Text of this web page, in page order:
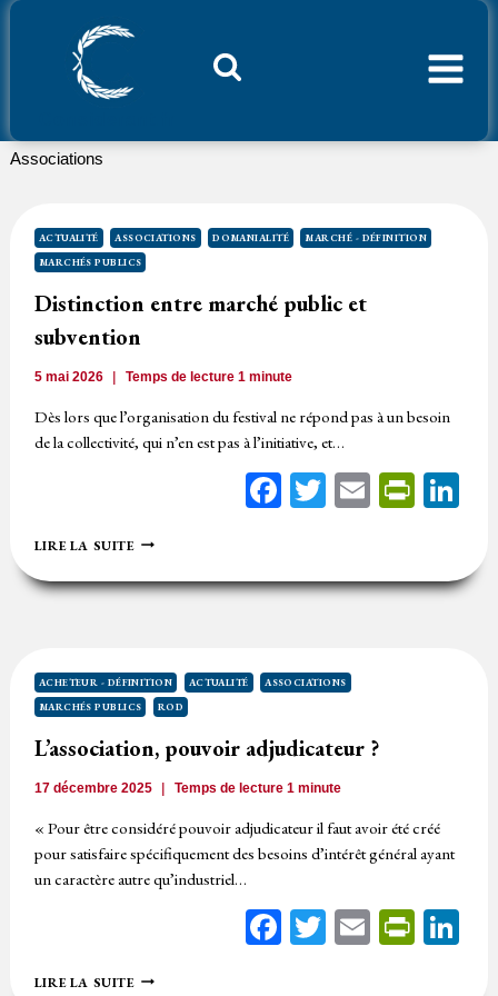
Aller
Associations
ACTUALITÉ ASSOCIATIONS DOMANIALITÉ
MARCHÉ - DÉFINITION
MARCHÉS PUBLICS
Distinction entre marché public et
subvention
5 mai 2026 Temps de lecture1 minute
Dès lors que l’organisation du festival ne répond pas à un besoin
de la collectivité, qui n’en est pas à l’initiative, et…
Facebook
Twitter
Email
LIRE LA SUITEDISTINCTION
MARCHÉ
PUBLIC
ACHETEUR - DÉFINITION ACTUALITÉ
ASSOCIATIONS
MARCHÉS PUBLICS
ROD
L’association, pouvoir adjudicateur ?
17 décembre 2025 Temps de lecture1 minute
« Pour être considéré pouvoir adjudicateur il faut avoir été créé
pour satisfaire spécifiquement des besoins d’intérêt général ayant
un caractère autre qu’industriel…
Facebook
Twitter
Email
LIRE LA SUITEL’ASSOCIATION,